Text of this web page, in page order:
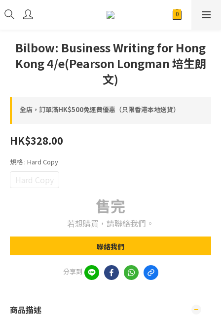
Bilbow: Business Writing for Hong
Kong 4/e(Pearson Longman 培生朗
文)
全店，訂單滿HK$500免運費優惠（只限香港本地送貨）
HK$328.00
規格 : Hard Copy
Hard Copy
售完
若想購買，請聯絡我們。
聯絡我們
分享到
商品描述